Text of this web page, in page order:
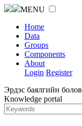
MENU
Home
Data
Groups
Components
About
Login Register
Эрдэс баялгийн
Knowledge portal